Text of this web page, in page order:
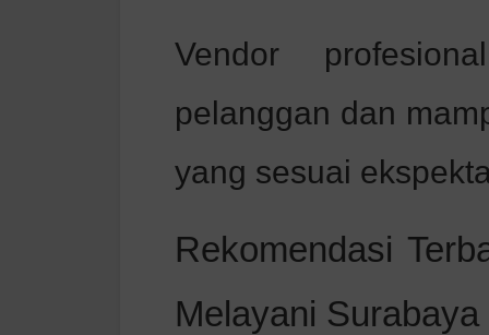
Vendor
pelanggan dan
yang sesuai
Rekomendasi
Melayani Surabaya